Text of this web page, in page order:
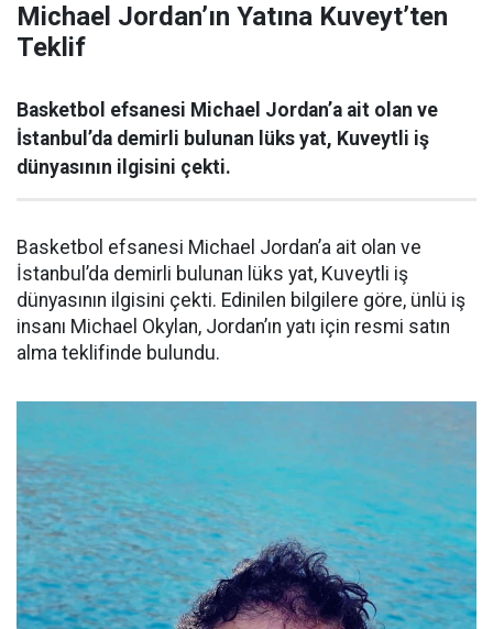
Michael Jordan’ın Yatına Kuveyt’ten
Teklif
Basketbol efsanesi Michael Jordan’a ait olan ve
İstanbul’da demirli bulunan lüks yat, Kuveytli iş
dünyasının ilgisini çekti.
Basketbol efsanesi Michael Jordan’a ait olan ve
İstanbul’da demirli bulunan lüks yat, Kuveytli iş
dünyasının ilgisini çekti. Edinilen bilgilere göre, ünlü iş
insanı Michael Okylan, Jordan’ın yatı için resmi satın
alma teklifinde bulundu.